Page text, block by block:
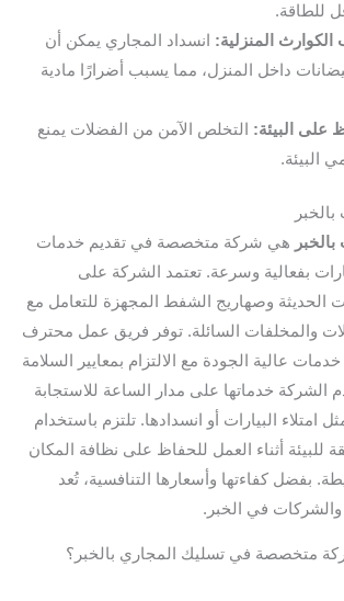
للطاقة.
المنزلية: انسداد المجاري يمكن أن
داخل المنزل، مما يسبب أضرارًا مادية
على البيئة: التخلص الآمن من الفضلات يمنع
البيئة.
هي شركة متخصصة في تقديم خدمات
بفعالية وسرعة. تعتمد الشركة على
الحديثة وصهاريج الشفط المجهزة للتعامل مع
والمخلفات السائلة. توفر فريق عمل محترف
عالية الجودة مع الالتزام بمعايير السلامة
الشركة خدماتها على مدار الساعة للاستجابة
امتلاء البيارات أو انسدادها. تلتزم باستخدام
للبيئة أثناء العمل للحفاظ على نظافة المكان
بفضل كفاءتها وأسعارها التنافسية، تُعد
والشركات في الخبر.
متخصصة في تسليك المجاري بالخبر؟